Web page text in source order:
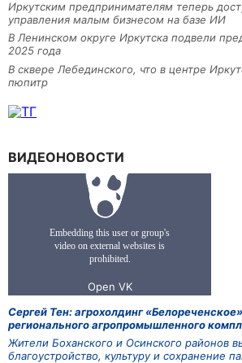
Иркутским предпринимателям теперь
управления малым бизнесом на базе ИИ
В Ленинском округе Иркутска подвели
2025 года
В сквере Лебединского, что в центре
пюпитр
ВИДЕОНОВОСТИ
Сергей Тен: агрохолдинг
регионального агропромышленного
Жители Боханского и Осинского районов
благоустройство, культуру и сохранение